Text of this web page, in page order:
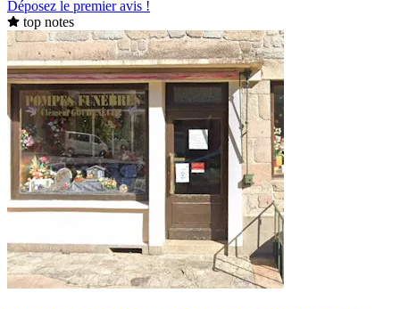
Déposez le premier avis !
top notes